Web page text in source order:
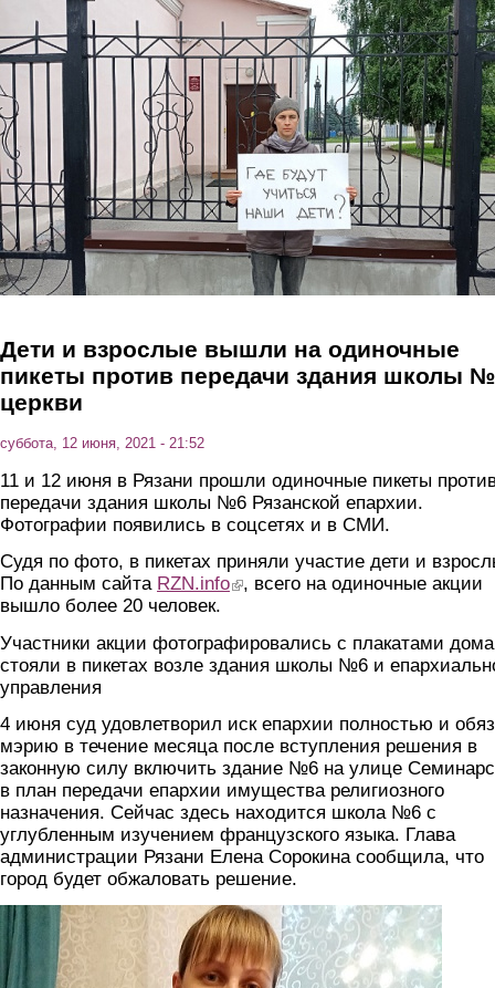
Перейти к основному содержанию
Дети и взрослые вышли на одиночные
пикеты против передачи здания школы
церкви
суббота, 12 июня, 2021 - 21:52
11 и 12 июня в Рязани прошли одиночные пикеты
передачи здания школы №6 Рязанской епархии.
Фотографии появились в соцсетях и в СМИ.
Судя по фото, в пикетах приняли участие дети и
По данным сайта RZN.info(link is external)
, всего на одиночные акции
вышло более 20 человек.
Участники акции фотографировались с плакатами
стояли в пикетах возле здания школы №6 и
управления
4 июня суд удовлетворил иск епархии полностью и
мэрию в течение месяца после вступления решения в
законную силу включить здание №6 на улице
в план передачи епархии имущества религиозного
назначения. Сейчас здесь находится школа №6 с
углубленным изучением французского языка. Глава
администрации Рязани Елена Сорокина сообщила, что
город будет обжаловать решение.
piket2.jpg